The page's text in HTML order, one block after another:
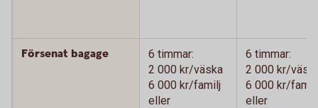
Försenat bagage
6 timmar:
2 000 kr/väska
6 000 kr/familj
eller
6 timmar:
2 000 kr/
6 000 kr/familj
eller